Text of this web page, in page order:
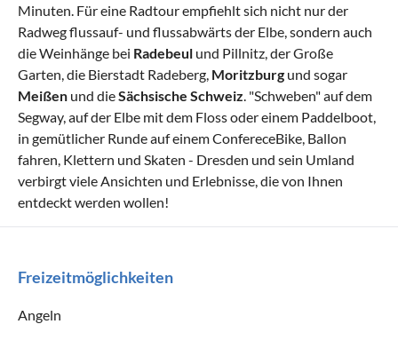
Minuten. Für eine Radtour empfiehlt sich nicht nur der
Radweg flussauf- und flussabwärts der Elbe, sondern auch
die Weinhänge bei Radebeul und Pillnitz, der Große
Garten, die Bierstadt Radeberg, Moritzburg und sogar
Meißen und dieSächsische Schweiz . "Schweben" auf dem
Segway, auf der Elbe mit dem Floss oder einem Paddelboot,
in gemütlicher Runde auf einem ConfereceBike, Ballon
fahren, Klettern und Skaten - Dresden und sein Umland
verbirgt viele Ansichten und Erlebnisse, die von Ihnen
entdeckt werden wollen!
Freizeitmöglichkeiten
Angeln